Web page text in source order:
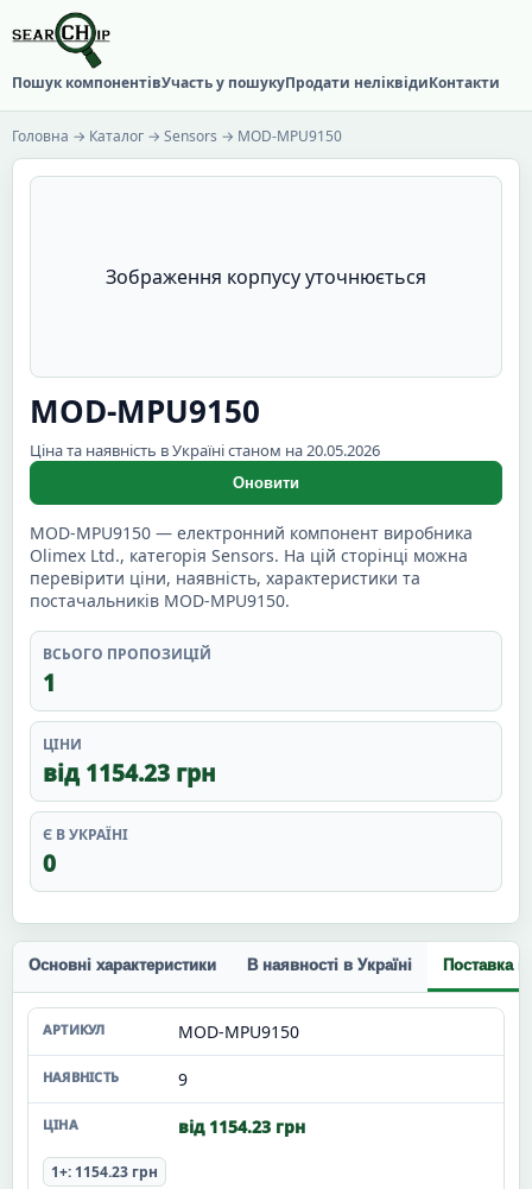
Пошук компонентівУчасть у пошукуПродати неліквідиКонтакти
Головна → Каталог → Sensors → MOD-MPU9150
Зображення корпусу уточнюється
MOD-MPU9150
Ціна та наявність в Україні станом на 20.05.2026
Оновити
MOD-MPU9150 — електронний компонент виробника
Olimex Ltd., категорія Sensors. На цій сторінці можна
перевірити ціни, наявність, характеристики та
постачальників MOD-MPU9150.
ВСЬОГО ПРОПОЗИЦІЙ
1
ЦІНИ
від 1154.23 грн
Є В УКРАЇНІ
0
Основні характеристики В наявності в Україні Поставка
MOD-MPU9150
9
від 1154.23 грн
1+: 1154.23 грн